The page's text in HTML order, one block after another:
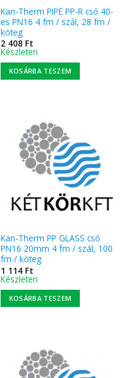
Kan-Therm PIPE PP-R cső 40-
es PN16 4 fm / szál, 28 fm /
köteg
2 408 Ft
Készleten
KOSÁRBA TESZEM
Kan-Therm PP GLASS cső
PN16 20mm 4 fm / szál, 100
fm / köteg
1 114 Ft
Készleten
KOSÁRBA TESZEM